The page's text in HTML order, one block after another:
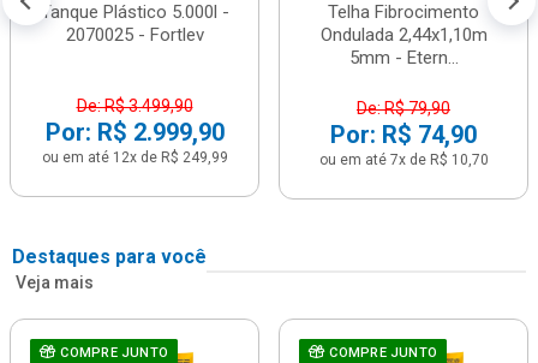
Tanque Plástico 5.000l -
2070025 - Fortlev
De: R$ 3.499,90
Por: R$ 2.999,90
ou em até 12x de R$ 249,99
Telha Fibrocimento
Ondulada 2,44x1,10m
5mm - Etern...
De: R$ 79,90
Por: R$ 74,90
ou em até 7x de R$ 10,70
Destaques para você
Veja mais
COMPRE JUNTO COMPRE JUNTO